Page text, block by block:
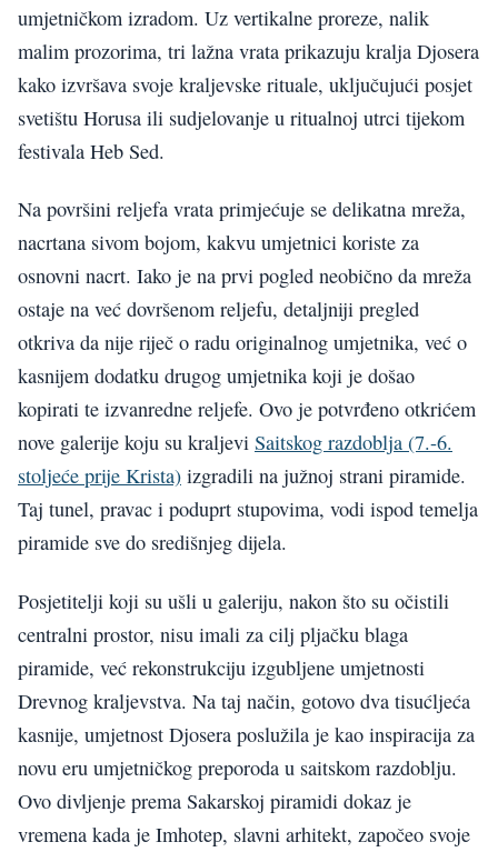
umjetničkom izradom. Uz vertikalne proreze, nalik
malim prozorima, tri lažna vrata prikazuju kralja Djosera
kako izvršava svoje kraljevske rituale, uključujući posjet
svetištu Horusa ili sudjelovanje u ritualnoj utrci tijekom
festivala Heb Sed.
Na površini reljefa vrata primjećuje se delikatna mreža,
nacrtana sivom bojom, kakvu umjetnici koriste za
osnovni nacrt. Iako je na prvi pogled neobično da mreža
ostaje na već dovršenom reljefu, detaljniji pregled
otkriva da nije riječ o radu originalnog umjetnika, već o
kasnijem dodatku drugog umjetnika koji je došao
kopirati te izvanredne reljefe. Ovo je potvrđeno otkrićem
nove galerije koju su kraljevi Saitskog razdoblja (7.-6.
stoljeće prije Krista) izgradili na južnoj strani piramide.
Taj tunel, pravac i poduprt stupovima, vodi ispod temelja
piramide sve do središnjeg dijela.
Posjetitelji koji su ušli u galeriju, nakon što su očistili
centralni prostor, nisu imali za cilj pljačku blaga
piramide, već rekonstrukciju izgubljene umjetnosti
Drevnog kraljevstva. Na taj način, gotovo dva tisućljeća
kasnije, umjetnost Djosera poslužila je kao inspiracija za
novu eru umjetničkog preporoda u saitskom razdoblju.
Ovo divljenje prema Sakarskoj piramidi dokaz je
vremena kada je Imhotep, slavni arhitekt, započeo svoje